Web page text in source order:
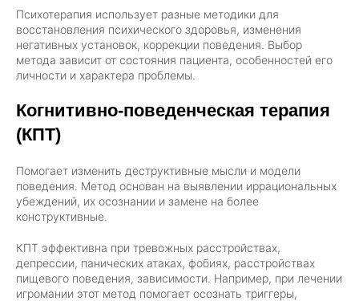
Психотерапия использует разные методики для
восстановления психического здоровья, изменения
негативных установок, коррекции поведения. Выбор
метода зависит от состояния пациента, особенностей его
личности и характера проблемы.
Когнитивно-поведенческая терапия
(КПТ)
Помогает изменить деструктивные мысли и модели
поведения. Метод основан на выявлении иррациональных
убеждений, их осознании и замене на более
конструктивные.
КПТ эффективна при тревожных расстройствах,
депрессии, панических атаках, фобиях, расстройствах
пищевого поведения, зависимости. Например, при лечении
игромании этот метод помогает осознать триггеры,